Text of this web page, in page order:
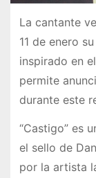
La cantante
11 de enero
inspirado en
permite
durante este
“Castigo” es
el sello de
por la artista